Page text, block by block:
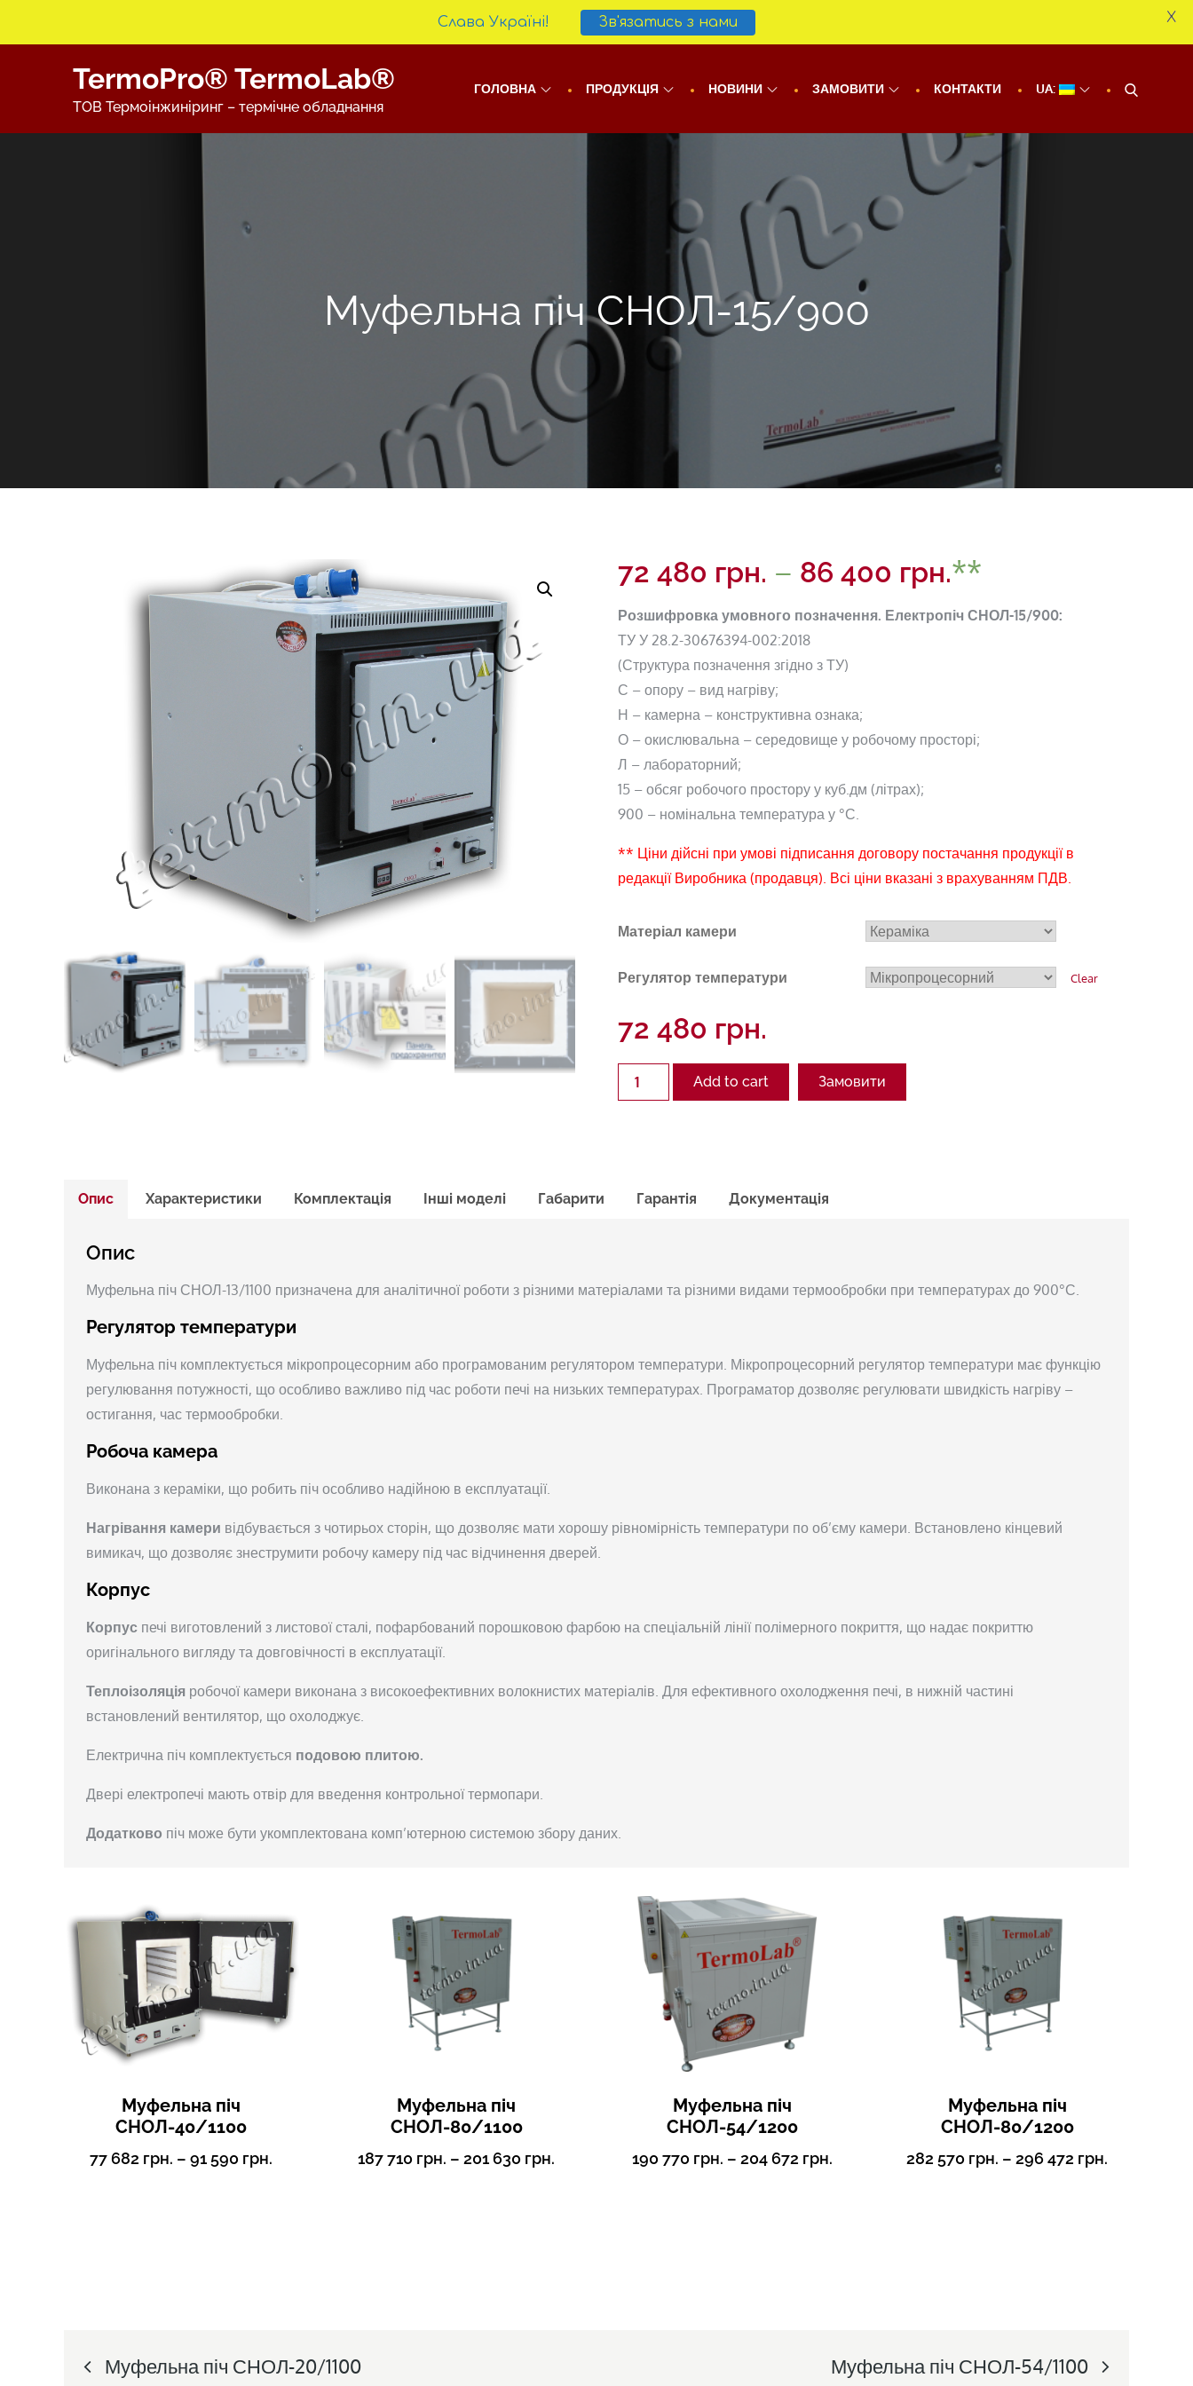
TermoPro® TermoLab®
ТОВ Термоінжиніринг – термічне обладнання
ГОЛОВНА ПРОДУКЦІЯ НОВИНИ ЗАМОВИТИ КОНТАКТИ UA:
Муфельна піч СНОЛ-15/900
72 480 грн. – 86 400 грн.
Розшифровка умовного позначення. Електропіч СНОЛ-15/900:
ТУ У 28.2-30676394-002:2018
(Структура позначення згідно з ТУ)
С – опору – вид нагріву;
Н – камерна – конструктивна ознака;
О – окислювальна – середовище у робочому просторі;
Л – лабораторний;
15 – обсяг робочого простору у куб.дм (літрах);
900 – номінальна температура у °С.
** Ціни дійсні при умові підписання договору постачання продукції в
редакції Виробника (продавця). Всі ціни вказані з врахуванням ПДВ.
Матеріал камери
Регулятор температури Clear
72 480 грн.
Quantity Add to cart Замовити
Опис Характеристики Комплектація Інші моделі Габарити Гарантія Документація
Опис
Муфельна піч СНОЛ-13/1100 призначена для аналітичної роботи з різними матеріалами та різними видами термообробки при температурах до 900°С.
Регулятор температури
Муфельна піч комплектується мікропроцесорним або програмованим регулятором температури. Мікропроцесорний регулятор температури має функцію
регулювання потужності, що особливо важливо під час роботи печі на низьких температурах. Програматор дозволяє регулювати швидкість нагріву –
остигання, час термообробки.
Робоча камера
Виконана з кераміки, що робить піч особливо надійною в експлуатації.
Нагрівання камери відбувається з чотирьох сторін, що дозволяє мати хорошу рівномірність температури по об’єму камери. Встановлено кінцевий
вимикач, що дозволяє знеструмити робочу камеру під час відчинення дверей.
Корпус
Корпус печі виготовлений з листової сталі, пофарбований порошковою фарбою на спеціальній лінії полімерного покриття, що надає покриттю
оригінального вигляду та довговічності в експлуатації.
Теплоізоляція робочої камери виконана з високоефективних волокнистих матеріалів. Для ефективного охолодження печі, в нижній частині
встановлений вентилятор, що охолоджує.
Електрична піч комплектується подовою плитою.
Двері електропечі мають отвір для введення контрольної термопари.
Додатково піч може бути укомплектована комп’ютерною системою збору даних.
Муфельна піч
СНОЛ-40/1100
77 682 грн. –91 590 грн.
Муфельна піч
СНОЛ-80/1100
187 710 грн. –201 630 грн.
Муфельна піч
СНОЛ-54/1200
190 770 грн. – 204 672 грн.
Муфельна піч
СНОЛ-80/1200
282 570 грн. –296 472 грн.
Муфельна піч СНОЛ-20/1100 Муфельна піч СНОЛ-54/1100
Слава Україні! Зв'язатись з нами X